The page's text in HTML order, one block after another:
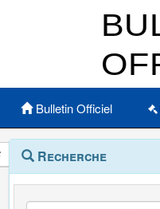
Bulletin Officiel
Navigation
et
outils
annexes
Menu
contextuel
Recherche